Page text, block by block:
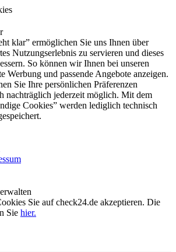
klar” ermöglichen Sie uns Ihnen über
Nutzungserlebnis zu servieren und dieses
So können wir Ihnen bei unseren
Werbung und passende Angebote anzeigen.
Sie Ihre persönlichen Präferenzen
nachträglich jederzeit möglich. Mit dem
Cookies” werden lediglich technisch
Sie auf check24.de akzeptieren. Die
Sie hier.